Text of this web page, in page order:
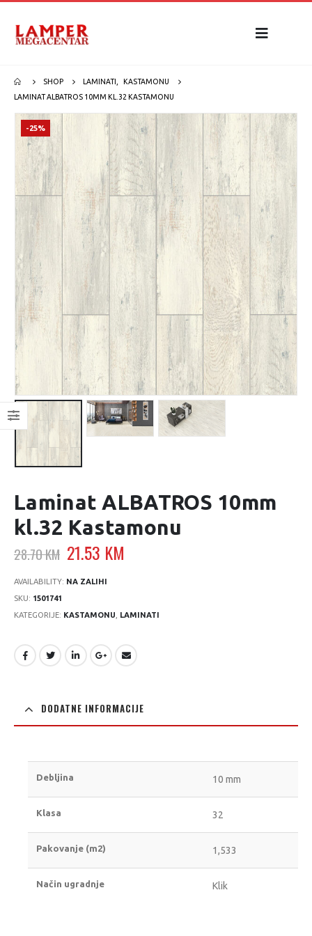
SHOP LAMINATI
KASTAMONU
LAMINAT ALBATROS 10MM KL.32 KASTAMONU
-25%
Laminat ALBATROS 10mm
kl.32 Kastamonu
28.70KM Original
price
was:
21.53 KM
AVAILABILITY: NA ZALIHI
SKU: 1501741
KATEGORIJE: KASTAMONU LAMINATI
DODATNE INFORMACIJE
Debljina 10 mm
Klasa 32
Pakovanje (m2) 1,533
Način ugradnje Klik